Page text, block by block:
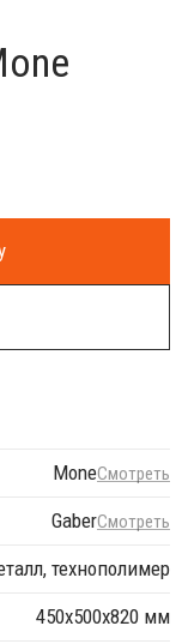
MoneСмотреть
GaberСмотреть
технополимер
450х500х820 мм